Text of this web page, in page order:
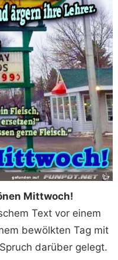
Mittwoch!
Text vor einem
bewölkten Tag mit
darüber gelegt.